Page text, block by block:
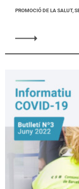
PROMOCIÓ DE LA SALUT,